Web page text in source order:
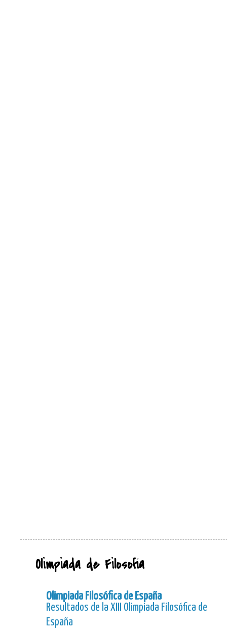
Olimpiada de Filosofía
Olimpiada Filosófica de España
Resultados de la XIII Olimpiada Filosófica de
España